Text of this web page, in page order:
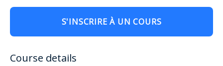
S'INSCRIRE À UN COURS
Course details